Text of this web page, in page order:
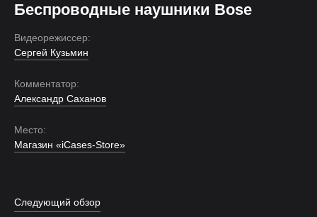
Беспроводные наушники Bose
Видеорежиссер:
Сергей Кузьмин
Комментатор:
Александр Саханов
Место:
Магазин «iCases-Store»
Следующий обзор